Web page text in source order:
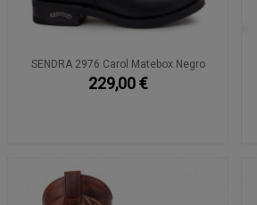
SENDRA 2976 Carol Matebox Negro
229,00 €